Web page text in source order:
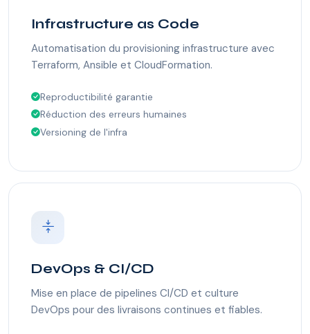
Infrastructure as Code
Automatisation du provisioning infrastructure avec
Terraform, Ansible et CloudFormation.
Reproductibilité garantie
Réduction des erreurs humaines
Versioning de l'infra
DevOps & CI/CD
Mise en place de pipelines CI/CD et culture
DevOps pour des livraisons continues et fiables.